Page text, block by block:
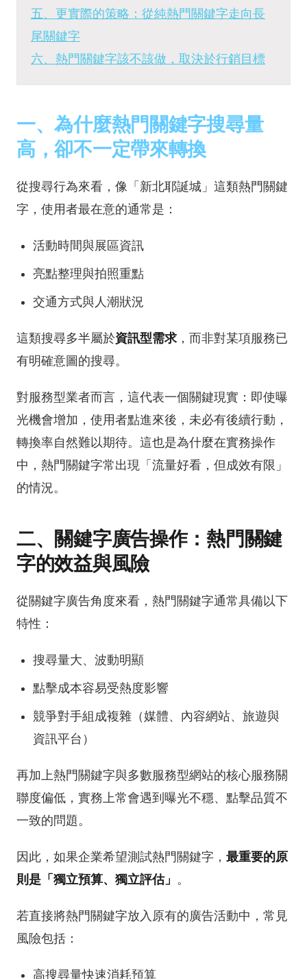
五、更實際的策略：從純熱門關鍵字走向長
尾關鍵字
六、熱門關鍵字該不該做，取決於行銷目標
一、為什麼熱門關鍵字搜尋量
高，卻不一定帶來轉換
從搜尋行為來看，像「新北耶誕城」這類熱門關鍵
字，使用者最在意的通常是：
活動時間與展區資訊
亮點整理與拍照重點
交通方式與人潮狀況
這類搜尋多半屬於資訊型需求 ，而非對某項服務已
有明確意圖的搜尋。
對服務型業者而言，這代表一個關鍵現實：即使曝
光機會增加，使用者點進來後，未必有後續行動，
轉換率自然難以期待。這也是為什麼在實務操作
中，熱門關鍵字常出現「流量好看，但成效有限」
的情況。
二、關鍵字廣告操作：熱門關鍵
字的效益與風險
從關鍵字廣告角度來看，熱門關鍵字通常具備以下
特性：
搜尋量大、波動明顯
點擊成本容易受熱度影響
競爭對手組成複雜（媒體、內容網站、旅遊與
資訊平台）
再加上熱門關鍵字與多數服務型網站的核心服務關
聯度偏低，實務上常會遇到曝光不穩、點擊品質不
一致的問題。
因此，如果企業希望測試熱門關鍵字， 最重要的原
則是「獨立預算、獨立評估」 。
若直接將熱門關鍵字放入原有的廣告活動中，常見
風險包括：
高搜尋量快速消耗預算